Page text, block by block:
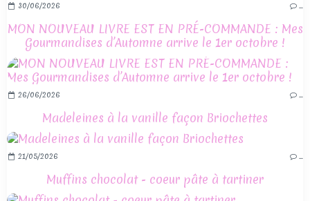
30/06/2026 …
MON NOUVEAU LIVRE EST EN PRÉ-COMMANDE : Mes
Gourmandises d’Automne arrive le 1er octobre !
26/06/2026 …
Madeleines à la vanille façon Briochettes
21/05/2026 …
Muffins chocolat - coeur pâte à tartiner